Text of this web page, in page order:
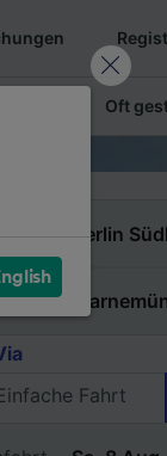
Oft
Fahrt